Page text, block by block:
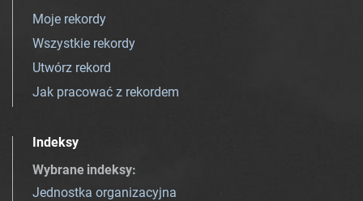
Moje rekordy
Wszystkie rekordy
Utwórz rekord
Jak pracować z rekordem
Indeksy
Wybrane indeksy:
Jednostka organizacyjna